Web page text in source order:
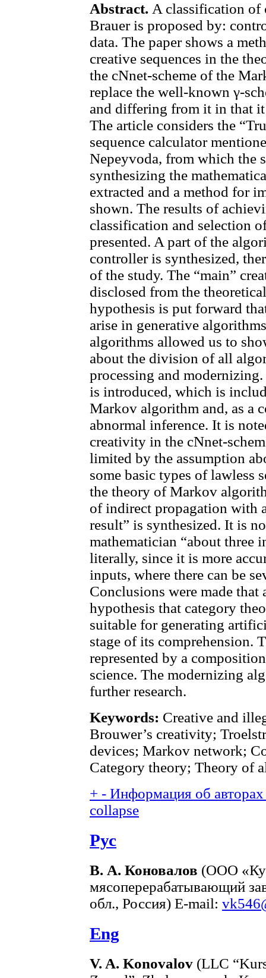
Abstract. A classification of
Brauer is proposed by:
data. The paper shows a
creative sequences in the
the cNnet-scheme of the
replace the well-known γ-
and differing from it in that
The article considers the
sequence calculator
Nepeyvoda, from which the
synthesizing the
extracted and a method for
shown. The results of
classification and selection
presented. A part of the
controller is synthesized,
of the study. The “main”
disclosed from the
hypothesis is put forward
arise in generative
algorithms allowed us to
about the division of all
processing and
is introduced, which is
Markov algorithm and, as a
abnormal inference. It is
creativity in the cNnet-
limited by the assumption
some basic types of lawless
the theory of Markov
of indirect propagation with
result” is synthesized. It is
mathematician “about three
literally, since it is more
inputs, where there can be
Conclusions were made
hypothesis that category
suitable for generating
stage of its comprehension.
represented by a
science. The modernizing
further research.
Keywords: Creative and
Brouwer’s creativity;
devices; Markov network;
Category theory; Theory of
+ - Информация об
collapse
Рус
В. А. Коновалов (ООО
мясоперерабатывающий
обл., Россия) E-mail:
Eng
V. A. Konovalov (LLC